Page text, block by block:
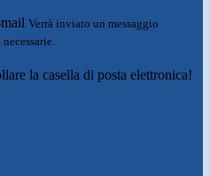
Verrà inviato un messaggio
la casella di posta elettronica!